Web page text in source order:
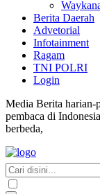
Berita Daerah
Advetorial
Infotainment
Ragam
TNI POLRI
Login
Media Berita harian-
pembaca di
berbeda,